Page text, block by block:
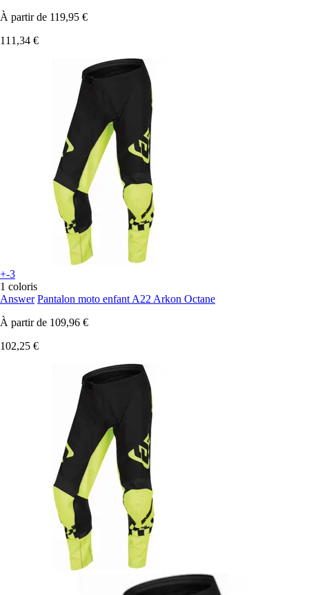
À partir de 119,95 €
111,34 €
+-3
1 coloris
Answer Pantalon moto enfant A22 Arkon Octane
À partir de 109,96 €
102,25 €